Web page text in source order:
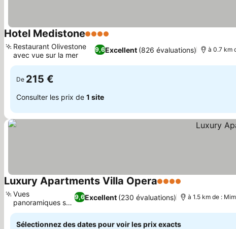
Hotel Medistone4 Étoiles
9,6Excellent (826 évaluations)
Restaurant Olivestone
avec vue sur la mer
à 0.7 km
De 215 €
Consulter les prix de 1 site
Luxury Apartments Villa Opera4 Étoiles
9,6Excellent (230 évaluations)
Vues
panoramiques sur
la mer
à 1.5 km de :
Sélectionnez des dates pour voir les prix exacts